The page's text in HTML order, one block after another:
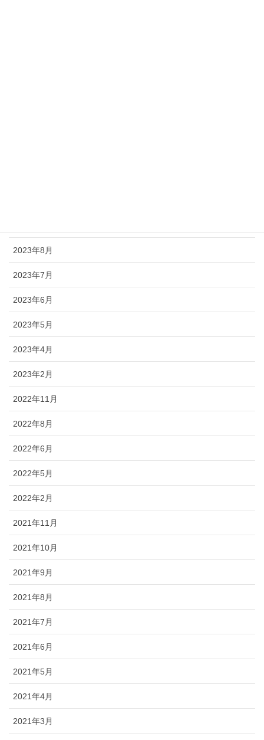
2023年8月
2023年7月
2023年6月
2023年5月
2023年4月
2023年2月
2022年11月
2022年8月
2022年6月
2022年5月
2022年2月
2021年11月
2021年10月
2021年9月
2021年8月
2021年7月
2021年6月
2021年5月
2021年4月
2021年3月